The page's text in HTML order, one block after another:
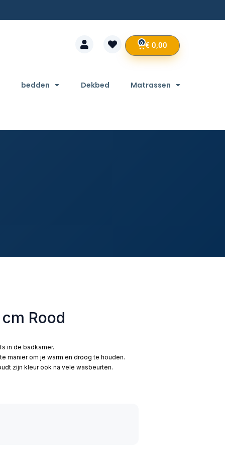
€ 0,00
0
bedden Dekbed Matrassen
Rood
in de badkamer.
manier om je warm en droog te houden.
zijn kleur ook na vele wasbeurten.